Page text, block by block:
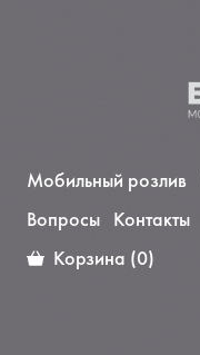
Мобильный розлив
Вопросы Контакты
Корзина (0)